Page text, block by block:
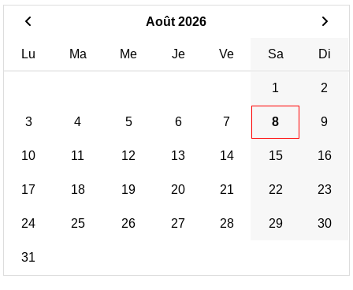
Août 2026
Lu Ma Me Je Ve Sa Di
1 2
3 4 5 6 7 8 9
10 11 12 13 14 15 16
17 18 19 20 21 22 23
24 25 26 27 28 29 30
31